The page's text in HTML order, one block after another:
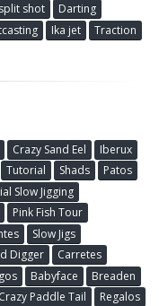
split shot
Darting
Ika jet
Traction
Crazy Sand Eel
Iberux
Tutorial Shads
Patos
Slow Jigging
Pink Fish Tour
Slow Jigs
Digger
Carretes
Babyface
Breaden
Crazy Paddle Tail
Regalos